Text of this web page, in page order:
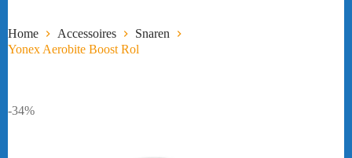
Home Accessoires
Snaren
Yonex Aerobite Boost Rol
-34%